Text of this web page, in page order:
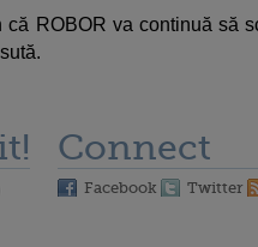
că ROBOR va continuă să
Connect
Facebook Twitter